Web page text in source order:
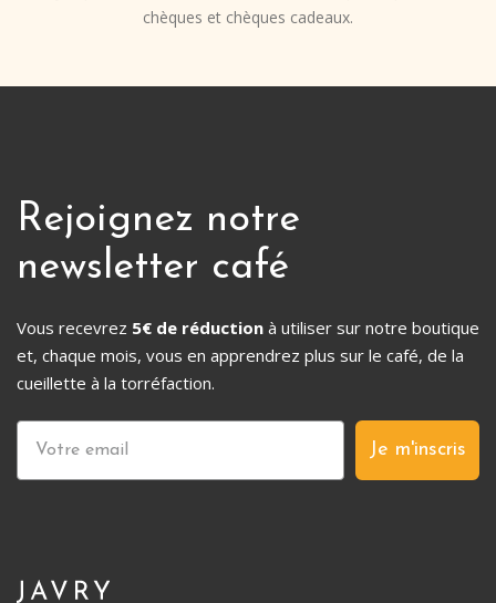
chèques et chèques cadeaux.
Rejoignez notre
newsletter café
Vous recevrez 5€ de réduction à utiliser sur notre boutique
et, chaque mois, vous en apprendrez plus sur le café, de la
cueillette à la torréfaction.
Je m'inscris